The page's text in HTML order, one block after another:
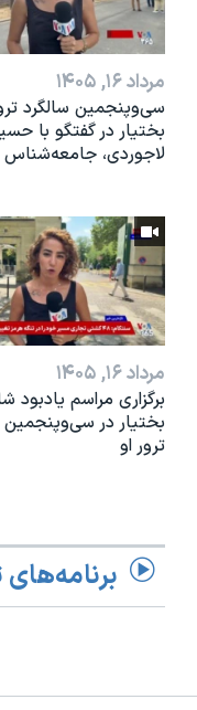
مرداد ۱۶, ۱۴۰۵
سی‌وپنجمین سالگرد
بختیار در گفتگو با
لاجوردی، جامعه‌شناس
مرداد ۱۶, ۱۴۰۵
برگزاری مراسم یادبود
بختیار در سی‌وپنجمین
ترور او
برنامه‌های